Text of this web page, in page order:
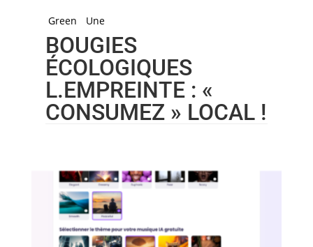
Green Une
BOUGIES
ÉCOLOGIQUES
L.EMPREINTE : «
CONSUMEZ » LOCAL !